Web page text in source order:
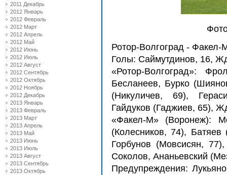
2011 Декабрь
2012 Январь
2012 Февраль
2012 Март
2012 Апрель
2012 Май
2012 Июнь
2012 Июль
2012 Август
2012 Сентябрь
2012 Октябрь
2012 Ноябрь
2012 Декабрь
2013 Январь
2013 Февраль
2013 Март
2013 Апрель
2013 Май
2013 Июнь
2013 Июль
2013 Август
2013 Сентябрь
2013 Октябрь
Ротор-Волгоград - Факел-
Голы: Саймутдинов, 16,
«Ротор-Волгоград»:
Бесланеев, Бурко
(Никуличев, 69),
Гайдуков (Гаджиев, 65),
«Факел-М» (Воронеж):
(Колесников, 74),
Горбунов (Мовсисян,
Соколов, Ананьевский
Предупреждения: